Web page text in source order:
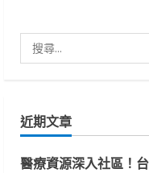
尋
字:
近期文章
醫療資源深入社區！